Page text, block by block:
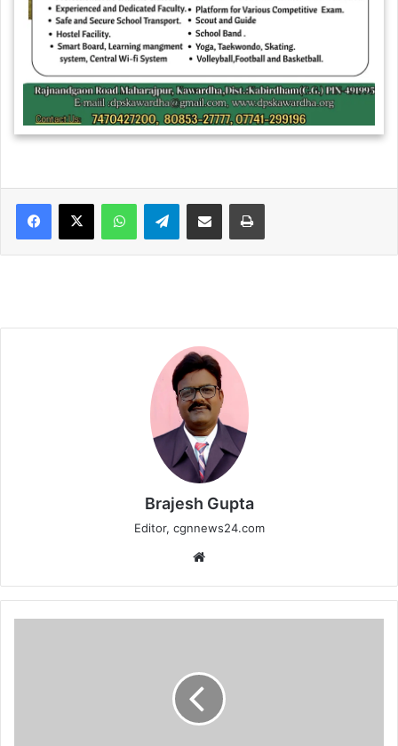
WhatsAppTelegramShare via Email Print
Brajesh Gupta
Editor, cgnnews24.com